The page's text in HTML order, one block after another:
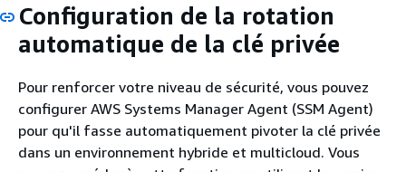
Configuration de la rotation
automatique de la clé privée
Pour renforcer votre niveau de sécurité, vous pouvez
configurer AWS Systems Manager Agent (SSM Agent)
pour qu'il fasse automatiquement pivoter la clé privée
dans un environnement hybride et multicloud. Vous